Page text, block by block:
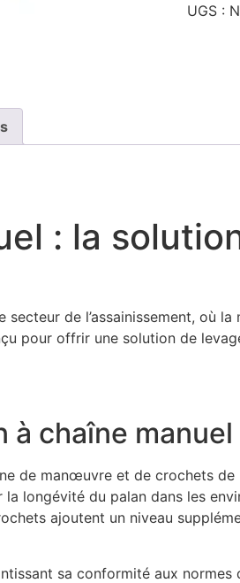
UGS :
: la
de l’assainissement, où
pour offrir une solution de
à chaîne manuel
de manœuvre et de crochets
longévité du palan dans les
ajoutent un niveau
sa conformité aux